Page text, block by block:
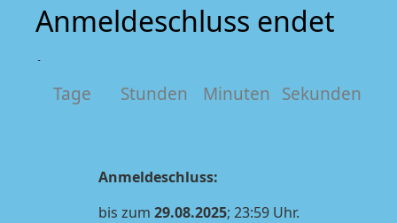
Anmeldeschluss endet
in
Tage Stunden Minuten Sekunden
Anmeldeschluss:
bis zum 29.08.2025; 23:59 Uhr.